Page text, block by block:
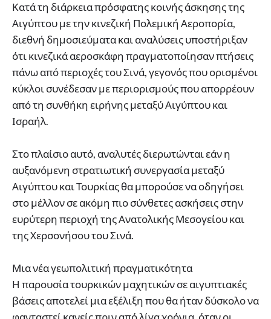
Κατά τη διάρκεια πρόσφατης κοινής άσκησης της
Αιγύπτου με την κινεζική Πολεμική Αεροπορία,
διεθνή δημοσιεύματα και αναλύσεις υποστήριξαν
ότι κινεζικά αεροσκάφη πραγματοποίησαν πτήσεις
πάνω από περιοχές του Σινά, γεγονός που ορισμένοι
κύκλοι συνέδεσαν με περιορισμούς που απορρέουν
από τη συνθήκη ειρήνης μεταξύ Αιγύπτου και
Ισραήλ.
Στο πλαίσιο αυτό, αναλυτές διερωτώνται εάν η
αυξανόμενη στρατιωτική συνεργασία μεταξύ
Αιγύπτου και Τουρκίας θα μπορούσε να οδηγήσει
στο μέλλον σε ακόμη πιο σύνθετες ασκήσεις στην
ευρύτερη περιοχή της Ανατολικής Μεσογείου και
της Χερσονήσου του Σινά.
Μια νέα γεωπολιτική πραγματικότητα
Η παρουσία τουρκικών μαχητικών σε αιγυπτιακές
βάσεις αποτελεί μια εξέλιξη που θα ήταν δύσκολο να